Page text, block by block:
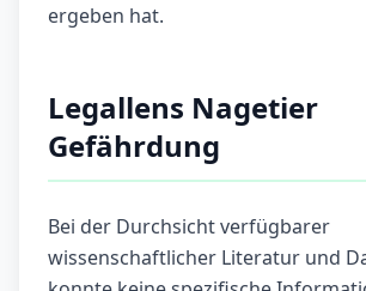
ergeben hat.
Legallens Nagetier
Gefährdung
Bei der Durchsicht verfügbarer
wissenschaftlicher Literatur und